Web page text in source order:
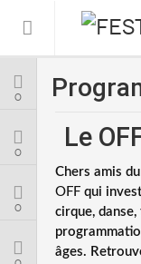
Informations
L’association
Le Festival
FESTIVAL 2026
0
0
0
Le
Chers amis
OFF qui
cirque,
âges.